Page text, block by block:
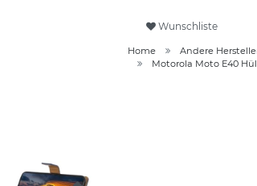
Wunschliste
Home Andere
Motorola Moto E40